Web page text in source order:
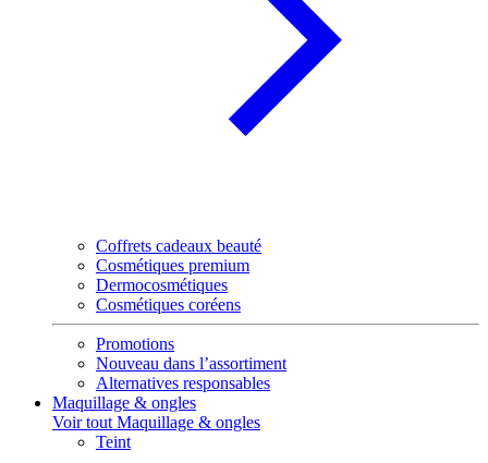
Coffrets cadeaux beauté
Cosmétiques premium
Dermocosmétiques
Cosmétiques coréens
Promotions
Nouveau dans l’assortiment
Alternatives responsables
Maquillage & ongles
Voir tout Maquillage & ongles
Teint